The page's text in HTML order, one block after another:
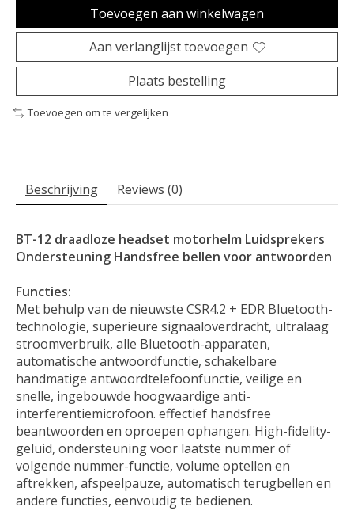
Toevoegen aan winkelwagen
Aan verlanglijst toevoegen
Plaats bestelling
Toevoegen om te vergelijken
Beschrijving Reviews (0)
BT-12 draadloze headset motorhelm Luidsprekers
Ondersteuning Handsfree bellen voor antwoorden
Functies:
Met behulp van de nieuwste CSR4.2 + EDR Bluetooth-
technologie, superieure signaaloverdracht, ultralaag
stroomverbruik, alle Bluetooth-apparaten,
automatische antwoordfunctie, schakelbare
handmatige antwoordtelefoonfunctie, veilige en
snelle, ingebouwde hoogwaardige anti-
interferentiemicrofoon. effectief handsfree
beantwoorden en oproepen ophangen. High-fidelity-
geluid, ondersteuning voor laatste nummer of
volgende nummer-functie, volume optellen en
aftrekken, afspeelpauze, automatisch terugbellen en
andere functies, eenvoudig te bedienen.